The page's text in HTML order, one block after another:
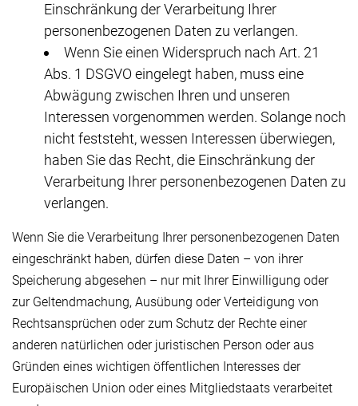
Einschränkung der Verarbeitung Ihrer
personenbezogenen Daten zu verlangen.
Wenn Sie einen Widerspruch nach Art. 21
Abs. 1 DSGVO eingelegt haben, muss eine
Abwägung zwischen Ihren und unseren
Interessen vorgenommen werden. Solange noch
nicht feststeht, wessen Interessen überwiegen,
haben Sie das Recht, die Einschränkung der
Verarbeitung Ihrer personenbezogenen Daten zu
verlangen.
Wenn Sie die Verarbeitung Ihrer personenbezogenen Daten
eingeschränkt haben, dürfen diese Daten – von ihrer
Speicherung abgesehen – nur mit Ihrer Einwilligung oder
zur Geltendmachung, Ausübung oder Verteidigung von
Rechtsansprüchen oder zum Schutz der Rechte einer
anderen natürlichen oder juristischen Person oder aus
Gründen eines wichtigen öffentlichen Interesses der
Europäischen Union oder eines Mitgliedstaats verarbeitet